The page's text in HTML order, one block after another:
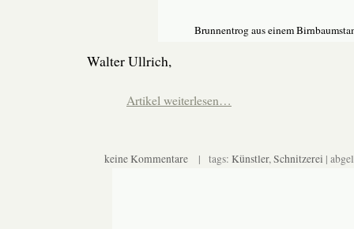
Brunnentrog aus einem
Walter Ullrich,
Artikel weiterlesen…
keine Kommentare| tags: Künstler,Schnitzerei |